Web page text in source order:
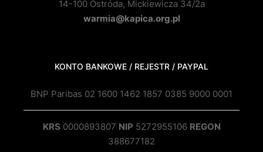
14-100 Ostróda, Mickiewicza 34/2a
warmia@kapica.org.pl
KONTO BANKOWE / REJESTR / PAYPAL
BNP Paribas 02 1600 1462 1857 0385 9000 0001
KRS 0000893807 NIP 5272955106 REGON
388677182